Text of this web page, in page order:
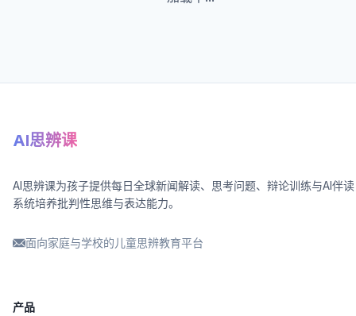
AI思辨课
AI思辨课为孩子提供每日全球新闻解读、思考问题、辩论训练与AI伴
系统培养批判性思维与表达能力。
面向家庭与学校的儿童思辨教育平台
产品